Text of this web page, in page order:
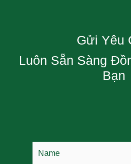
Gửi Yêu
Luôn Sẵn Sàng
Bạn